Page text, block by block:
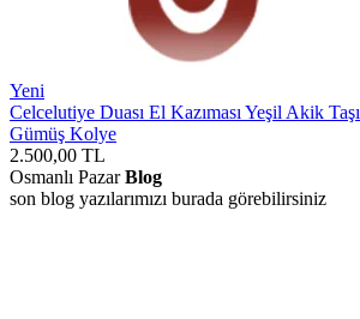
Yeni
Celcelutiye Duası El Kazıması Yeşil Akik Taşı
Gümüş Kolye
2.500,00 TL
Osmanlı PazarBlog
son blog yazılarımızı burada görebilirsiniz